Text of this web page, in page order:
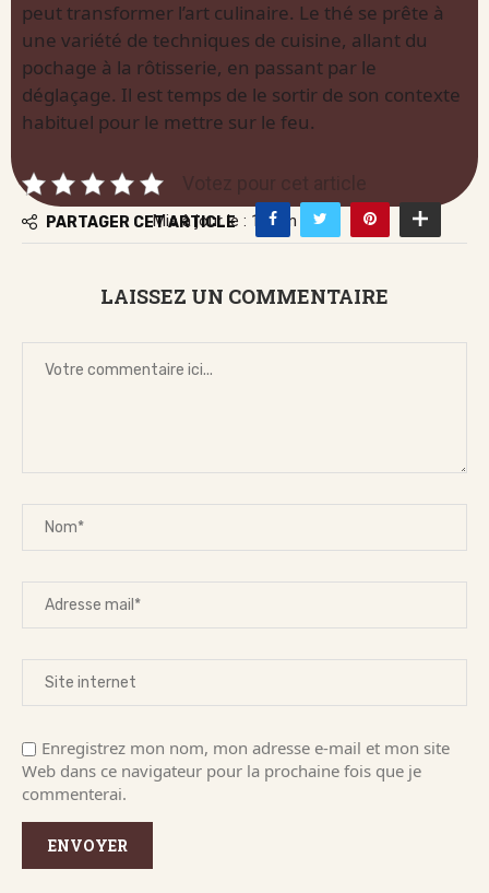
Mis à jour le : 17 juin 2026
peut transformer l’art culinaire. Le thé se prête à
une variété de techniques de cuisine, allant du
pochage à la rôtisserie, en passant par le
déglaçage. Il est temps de le sortir de son contexte
habituel pour le mettre sur le feu.
Votez pour cet article
PARTAGER CET ARTICLE
LAISSEZ UN COMMENTAIRE
Enregistrez mon nom, mon adresse e-mail et mon site
Web dans ce navigateur pour la prochaine fois que je
commenterai.